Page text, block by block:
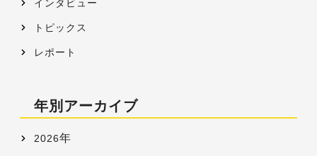
インタビュー
トピックス
レポート
年別アーカイブ
2026年